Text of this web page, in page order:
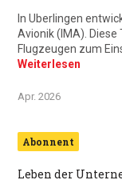
In Uberlingen
Avionik (IMA).
Flugzeugen zum
Weiterlesen
Apr. 2026
Abonnent
Leben der